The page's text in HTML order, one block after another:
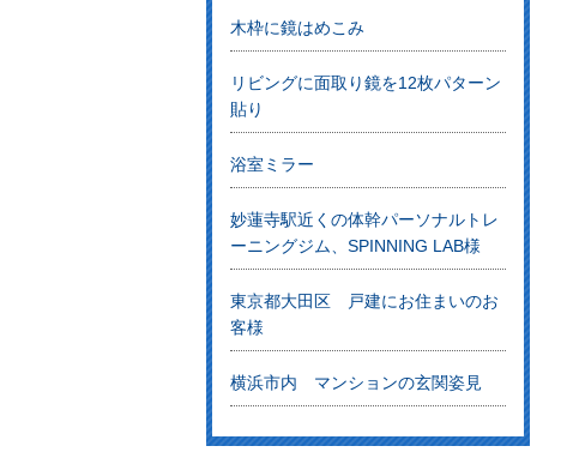
木枠に鏡はめこみ
リビングに面取り鏡を12枚パターン
貼り
浴室ミラー
妙蓮寺駅近くの体幹パーソナルトレ
ーニングジム、SPINNING LAB様
東京都大田区 戸建にお住まいのお
客様
横浜市内 マンションの玄関姿見